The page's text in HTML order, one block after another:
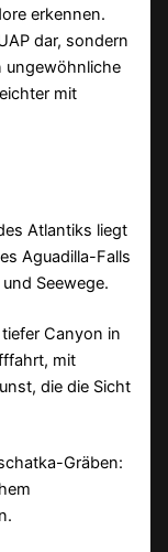
erkennen.
dar, sondern
ungewöhnliche
mit
Atlantiks liegt
Aguadilla-Falls
Seewege.
Canyon in
mit
die die Sicht
Gräben: